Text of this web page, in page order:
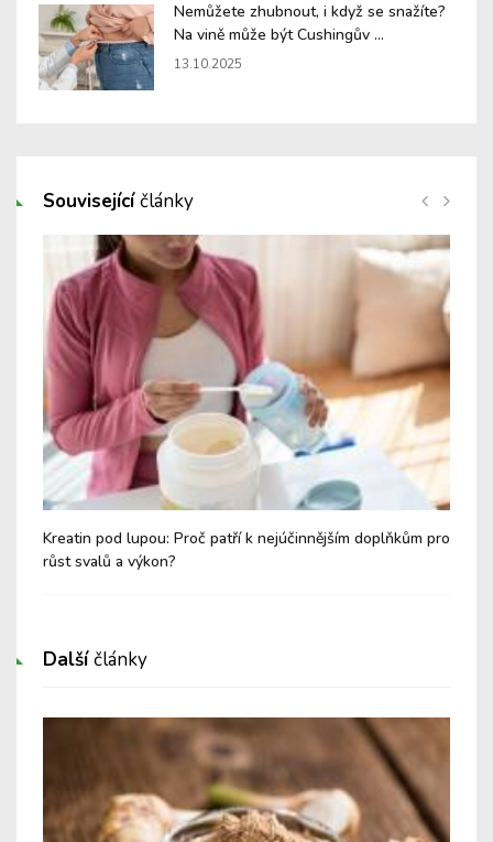
Nemůžete zhubnout, i když se snažíte?
Na vině může být Cushingův ...
13.10.2025
Souvisejícíčlánky
Kreatin pod lupou: Proč patří k nejúčinnějším doplňkům pro
růst svalů a výkon?
Dalšíčlánky